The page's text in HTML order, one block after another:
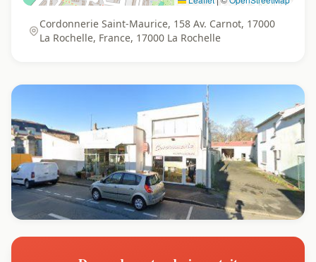
Cordonnerie Saint-Maurice, 158 Av. Carnot, 17000
La Rochelle, France, 17000 La Rochelle